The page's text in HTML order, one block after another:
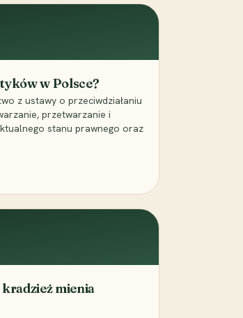
w Polsce?
z ustawy o przeciwdziałaniu
przetwarzanie i
stanu prawnego oraz
mienia